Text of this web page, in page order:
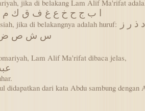
jika di belakang Lam Alif Ma'rifat
jika di belakangnya adalah huruf:
Lam Alif Ma'rifat dibaca jelas,
didapatkan dari kata Abdu sambung dengan